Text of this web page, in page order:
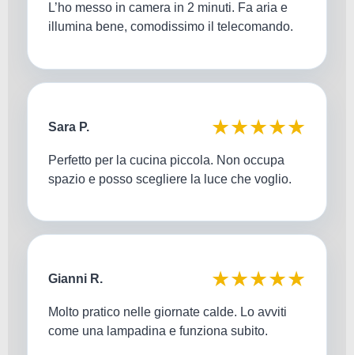
L’ho messo in camera in 2 minuti. Fa aria e
illumina bene, comodissimo il telecomando.
Sara P. ★★★★★
Perfetto per la cucina piccola. Non occupa
spazio e posso scegliere la luce che voglio.
Gianni R. ★★★★★
Molto pratico nelle giornate calde. Lo avviti
come una lampadina e funziona subito.